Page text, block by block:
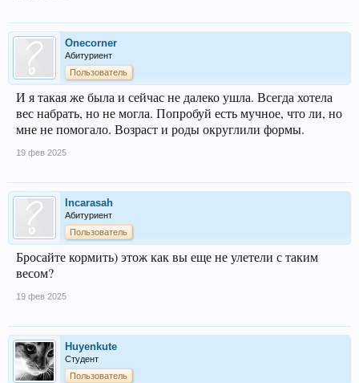
Onecorner
Абитуриент
Пользователь
И я такая же была и сейчас не далеко ушла. Всегда хотела
вес набрать, но не могла. Попробуй есть мучное, что ли, но
мне не помогало. Возраст и роды округлили формы.
19 фев 2025
Incarasah
Абитуриент
Пользователь
Бросайте кормить) этож как вы еще не улетели с таким
весом?
19 фев 2025
Huyenkute
Студент
Пользователь